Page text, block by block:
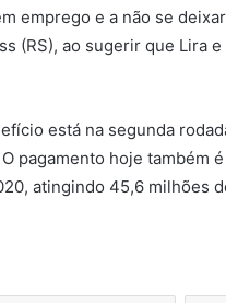
emprego e a não se
(RS), ao sugerir que Lira
está na segunda
pagamento hoje
atingindo 45,6 milhões